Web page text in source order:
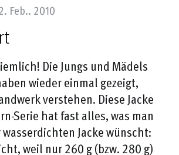
Feb.. 2010
Die Jungs und Mädels
wieder einmal gezeigt,
verstehen. Diese Jacke
Serie hat fast alles, was man
Jacke wünscht:
weil nur 260 g (bzw. 280 g)